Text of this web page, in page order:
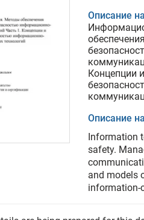
Описание
Концепции
Описание
Information
safety.
and models
information-